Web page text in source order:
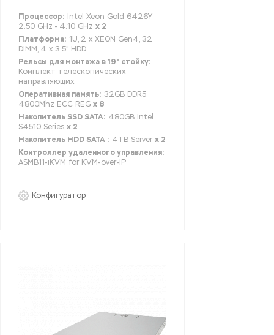
Процессор: Intel Xeon Gold 6426Y
2.50 GHz - 4.10 GHz x 2
Платформа: 1U, 2 x XEON Gen4, 32
DIMM, 4 x 3.5" HDD
Рельсы для монтажа в 19" стойку:
Комплект телескопических
направляющих
Оперативная память: 32GB DDR5
4800Mhz ECC REG x 8
Накопитель SSD SATA: 480GB Intel
S4510 Series x 2
Накопитель HDD SATA : 4TB Server x 2
Контроллер удаленного управления:
ASMB11-iKVM for KVM-over-IP
Конфигуратор